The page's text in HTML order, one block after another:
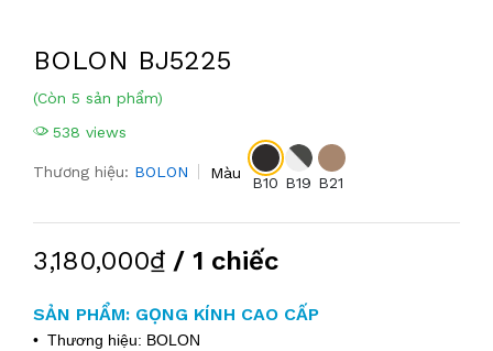
BOLON BJ5225
(Còn 5 sản phẩm)
538 views
Thương hiệu: BOLON Màu
B10 B19 B21
3,180,000₫ / 1 chiếc
SẢN PHẨM: GỌNG KÍNH CAO CẤP
• Thương hiệu: BOLON